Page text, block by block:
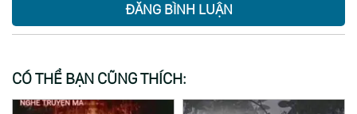
ĐĂNG BÌNH LUẬN
CÓ THỂ BẠN CŨNG THÍCH: